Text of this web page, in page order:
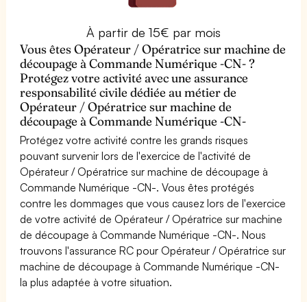
À partir de 15€ par mois
Vous êtes Opérateur / Opératrice sur machine de
découpage à Commande Numérique -CN- ?
Protégez votre activité avec une assurance
responsabilité civile dédiée au métier de
Opérateur / Opératrice sur machine de
découpage à Commande Numérique -CN-
Protégez votre activité contre les grands risques
pouvant survenir lors de l'exercice de l'activité de
Opérateur / Opératrice sur machine de découpage à
Commande Numérique -CN-. Vous êtes protégés
contre les dommages que vous causez lors de l'exercice
de votre activité de Opérateur / Opératrice sur machine
de découpage à Commande Numérique -CN-. Nous
trouvons l'assurance RC pour Opérateur / Opératrice sur
machine de découpage à Commande Numérique -CN-
la plus adaptée à votre situation.